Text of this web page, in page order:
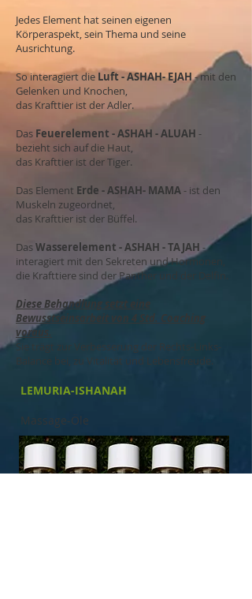
Jedes Element hat seinen eigenen
Körperaspekt, sein Thema und seine
Ausrichtung.
So interagiert die Luft - ASHAH- EJAH- mit den
Gelenken und Knochen,
das Krafttier ist der Adler.
Das Feuerelement - ASHAH - ALUAH -
bezieht sich auf die Haut,
das Krafttier ist der Tiger.
Das Element Erde - ASHAH- MAMA - ist den
Muskeln zugeordnet,
das Krafttier ist der Büffel.
DasWasserelement - ASHAH - TAJAH -
interagiert mit den Sekreten und Hormonen,
die Krafttiere sind der Panther und der Delfin.
Diese Behandlung setzt eine
Bewusstseinsarbeit von 4 Std. Coaching
voraus.
Sie trägt zur Verbesserung der Rechts-Links-
Balance bei, zu Vitalität und Lebensfreude.
LEMURIA-ISHANAH
Massage-Öle